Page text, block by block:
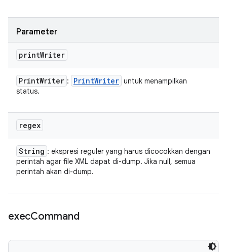
Parameter
printWriter
PrintWriter : PrintWriter untuk menampilkan
status.
regex
String : ekspresi reguler yang harus dicocokkan dengan
perintah agar file XML dapat di-dump. Jika null, semua
perintah akan di-dump.
execCommand